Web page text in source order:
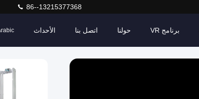
86--13215377368
برنامج VR حولنا اتصل بنا الأحداث